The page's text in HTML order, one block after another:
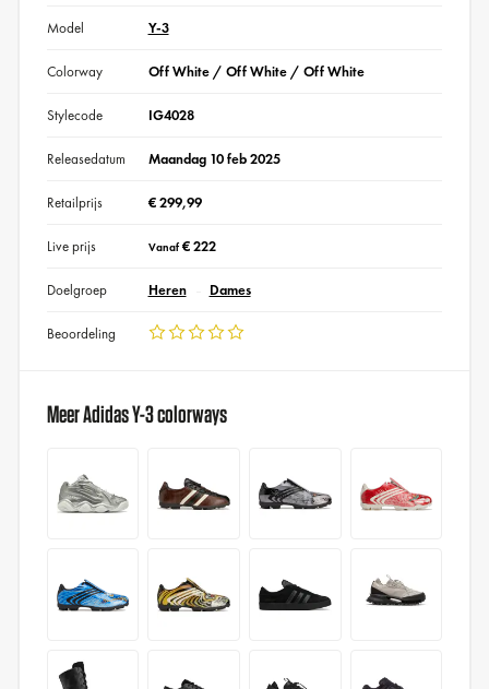
Model Y-3
Colorway Off White / Off White / Off White
Stylecode IG4028
Releasedatum Maandag 10 feb 2025
Retailprijs € 299,99
Live prijs Vanaf€ 222
Doelgroep Heren Dames
Beoordeling
Meer Adidas Y-3 colorways